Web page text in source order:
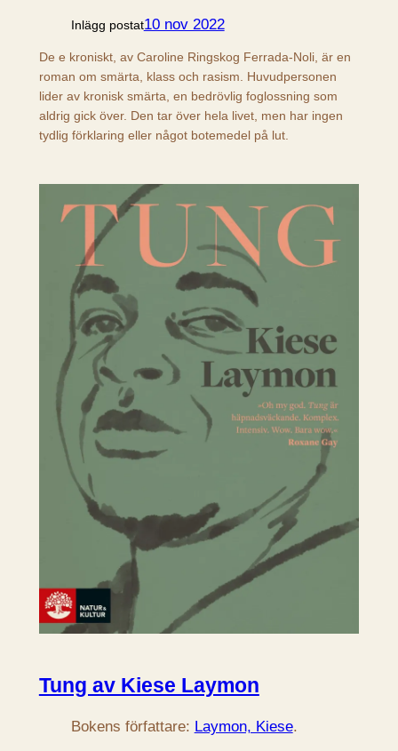
Inlägg postat10 nov 2022
De e kroniskt, av Caroline Ringskog Ferrada-Noli, är en
roman om smärta, klass och rasism. Huvudpersonen
lider av kronisk smärta, en bedrövlig foglossning som
aldrig gick över. Den tar över hela livet, men har ingen
tydlig förklaring eller något botemedel på lut.
Tung av Kiese Laymon
Bokens författare: Laymon, Kiese.